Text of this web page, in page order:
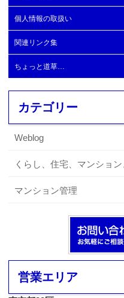
大規模C
大規模Ⅾ
大規模E
個人情報の取扱い
関連リンク集
ちょっと道草…
カテゴリー
Weblog
くらし、住宅、マンショ
マンション管理
営業エリア